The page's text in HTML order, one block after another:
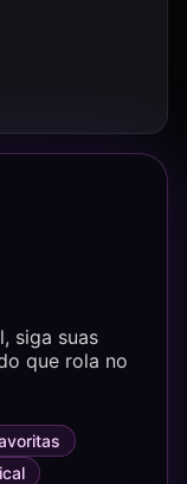
siga suas
que rola no